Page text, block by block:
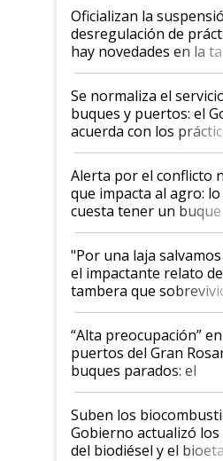
Oficializan la
desregulación de
hay novedades en la
la hidrovía
Se normaliza el
buques y puertos: el
acuerda con los
suspende el decreto de
desregulación
Alerta por el conflicto
que impacta al agro: lo
cuesta tener un buque
y el peligro de que
pase a ser "país sucio"
"Por una laja salvamos
el impactante relato
tambera que
tornado
“Alta preocupación”
puertos del Gran
buques parados: el
funcionamiento de las
exportadoras en
la medida de fuerza de
prácticos
Suben los
Gobierno actualizó los
del biodiésel y el